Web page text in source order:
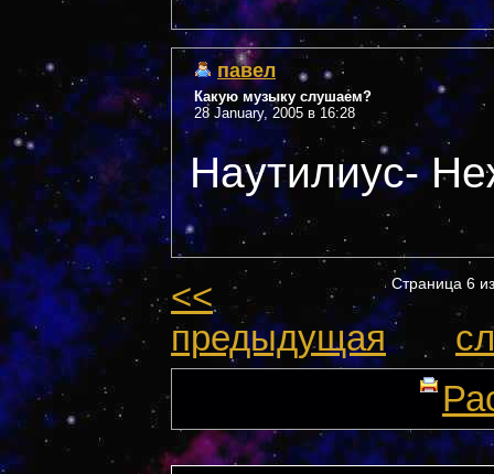
павел
Какую музыку слушаем?
28 January, 2005 в 16:28
Наутилиус-
Страница 6
<<
предыдущая